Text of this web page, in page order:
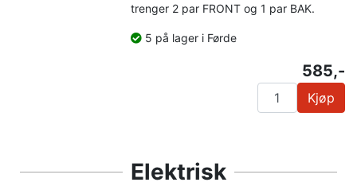
trenger 2 par FRONT og 1 par BAK.
5 på lager i Førde
585,-
Kjøp
Elektrisk